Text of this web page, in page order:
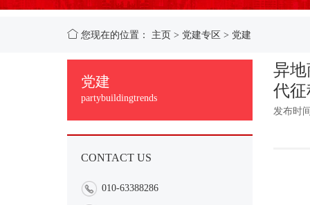
您现在的位置： 主页 > 党建专区 > 党建
党建
partybuildingtrends
CONTACT US
010-63388286
异
代征
发布时